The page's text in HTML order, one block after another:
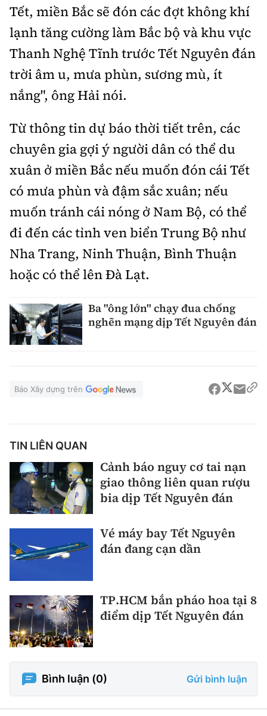
Tết, miền Bắc sẽ đón các đợt không khí
lạnh tăng cường làm Bắc bộ và khu vực
Thanh Nghệ Tĩnh trước Tết Nguyên đán
trời âm u, mưa phùn, sương mù, ít
nắng", ông Hải nói.
Từ thông tin dự báo thời tiết trên, các
chuyên gia gợi ý người dân có thể du
xuân ở miền Bắc nếu muốn đón cái Tết
có mưa phùn và đậm sắc xuân; nếu
muốn tránh cái nóng ở Nam Bộ, có thể
đi đến các tỉnh ven biển Trung Bộ như
Nha Trang, Ninh Thuận, Bình Thuận
hoặc có thể lên Đà Lạt.
Ba "ông lớn" chạy đua chống
nghẽn mạng dịp Tết Nguyên đán
Báo Xây dựng trên
TIN LIÊN QUAN
Cảnh báo nguy cơ tai nạn
giao thông liên quan rượu
bia dịp Tết Nguyên đán
Vé máy bay Tết Nguyên
đán đang cạn dần
TP.HCM bắn pháo hoa tại 8
điểm dịp Tết Nguyên đán
Bình luận (0) Gửi bình luận